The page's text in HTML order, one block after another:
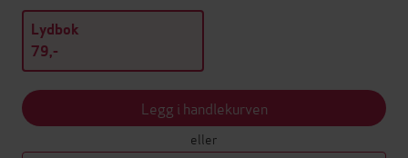
Lydbok
79,-
Legg i handlekurven
eller